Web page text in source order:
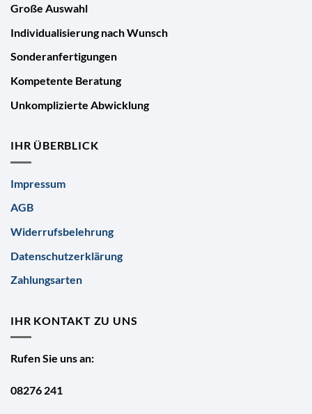
Große Auswahl
Individualisierung nach Wunsch
Sonderanfertigungen
Kompetente Beratung
Unkomplizierte Abwicklung
IHR ÜBERBLICK
Impressum
AGB
Widerrufsbelehrung
Datenschutzerklärung
Zahlungsarten
IHR KONTAKT ZU UNS
Rufen Sie uns an:
08276 241